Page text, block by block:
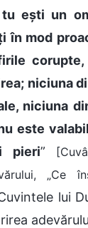
tu ești un
în mod
niciuna
niciuna
este
pieri”
„Ce
lui